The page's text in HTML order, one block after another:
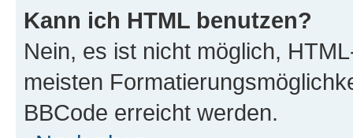
Kann ich HTML benutzen?
Nein, es ist nicht möglich,
meisten
BBCode erreicht werden.